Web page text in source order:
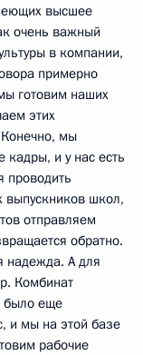
высшее
очень важный
в компании,
примерно
готовим наших
этих
мы
кадры, и у нас есть
школ,
отправляем
обратно.
надежда. А для
Комбинат
было еще
и мы на этой базе
рабочие